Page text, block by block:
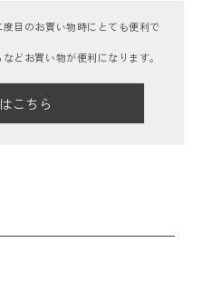
目のお買い物時にとても便利で
どお買い物が便利になります。
こちら